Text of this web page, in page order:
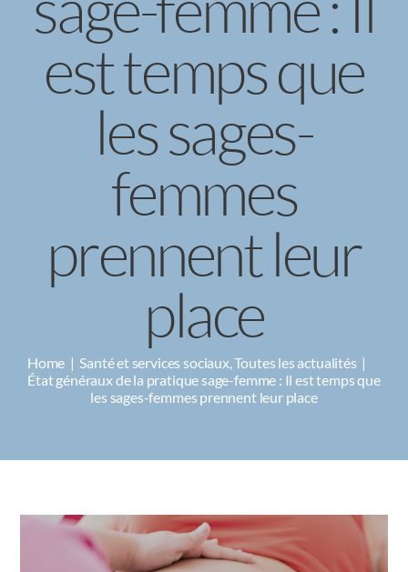
est temps que
les sages-
femmes
prennent leur
place
Home Santé et services sociaux Toutes les actualités
État généraux de la pratique sage-femme : Il est temps que
les sages-femmes prennent leur place